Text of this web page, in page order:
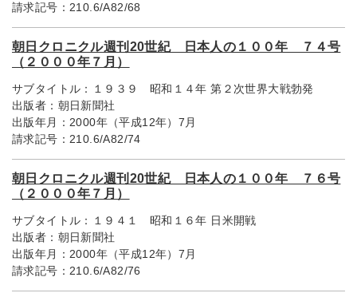
請求記号： 210.6/A82/68
朝日クロニクル週刊20世紀 日本人の１００年 ７４号
（２０００年７月）
サブタイトル：
１９３９ 昭和１４年 第２次世界大戦勃発
出版者： 朝日新聞社
出版年月： 2000年（平成12年）7月
請求記号： 210.6/A82/74
朝日クロニクル週刊20世紀 日本人の１００年 ７６号
（２０００年７月）
サブタイトル：
１９４１ 昭和１６年 日米開戦
出版者： 朝日新聞社
出版年月： 2000年（平成12年）7月
請求記号： 210.6/A82/76